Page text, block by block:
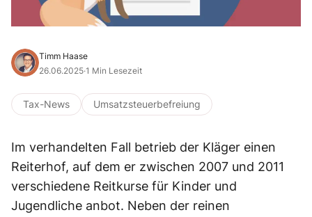
Timm Haase
26.06.2025·1 Min Lesezeit
Tax-News Umsatzsteuerbefreiung
Im verhandelten Fall betrieb der Kläger einen
Reiterhof, auf dem er zwischen 2007 und 2011
verschiedene Reitkurse für Kinder und
Jugendliche anbot. Neben der reinen